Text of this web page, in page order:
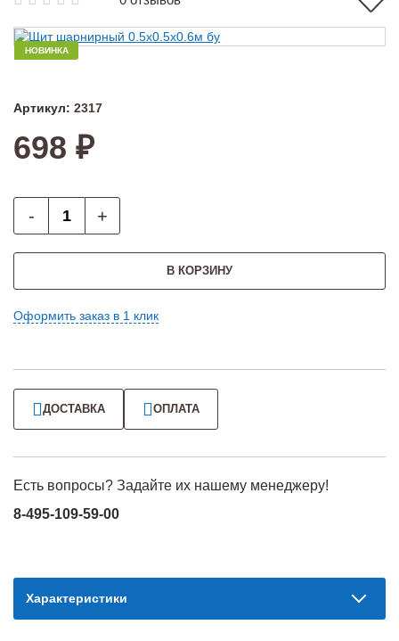
НОВИНКА
Артикул: 2317
698 ₽
- +
В КОРЗИНУ
Оформить заказ в 1 клик
ДОСТАВКА ОПЛАТА
Есть вопросы? Задайте их нашему менеджеру!
8-495-109-59-00
Характеристики